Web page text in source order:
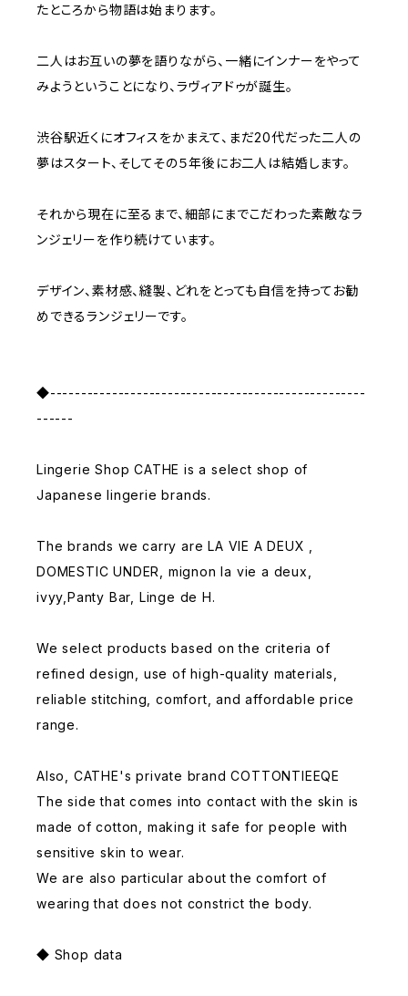
たところから物語は始まります。
二人はお互いの夢を語りながら、一緒にインナーをやって
みようということになり、ラヴィアドゥが誕生。
渋谷駅近くにオフィスをかまえて、まだ20代だった二人の
夢はスタート、そしてその５年後にお二人は結婚します。
それから現在に至るまで、細部にまでこだわった素敵なラ
ンジェリーを作り続けています。
デザイン、素材感、縫製、どれをとっても自信を持ってお勧
めできるランジェリーです。
◆---------------------------------------------------
------
Lingerie Shop CATHE is a select shop of
Japanese lingerie brands.
The brands we carry are LA VIE A DEUX ,
DOMESTIC UNDER, mignon la vie a deux,
ivyy,Panty Bar, Linge de H.
We select products based on the criteria of
refined design, use of high-quality materials,
reliable stitching, comfort, and affordable price
range.
Also, CATHE's private brand COTTONTIEEQE
The side that comes into contact with the skin is
made of cotton, making it safe for people with
sensitive skin to wear.
We are also particular about the comfort of
wearing that does not constrict the body.
◆ Shop data